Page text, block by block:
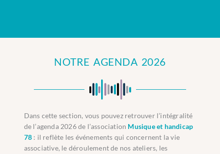
NOTRE AGENDA 2026
Dans cette section, vous pouvez retrouver l’intégralité
de l’agenda 2026 de l’association Musique et handicap
78 : il reflète les événements qui concernent la vie
associative, le déroulement de nos ateliers, les